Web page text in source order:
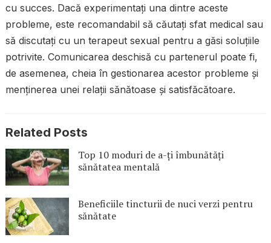
cu succes. Dacă experimentați una dintre aceste
probleme, este recomandabil să căutați sfat medical sau
să discutați cu un terapeut sexual pentru a găsi soluțiile
potrivite. Comunicarea deschisă cu partenerul poate fi,
de asemenea, cheia în gestionarea acestor probleme și
menținerea unei relații sănătoase și satisfăcătoare.
Related Posts
Top 10 moduri de a-ți îmbunătăți
sănătatea mentală
Beneficiile tincturii de nuci verzi pentru
sănătate